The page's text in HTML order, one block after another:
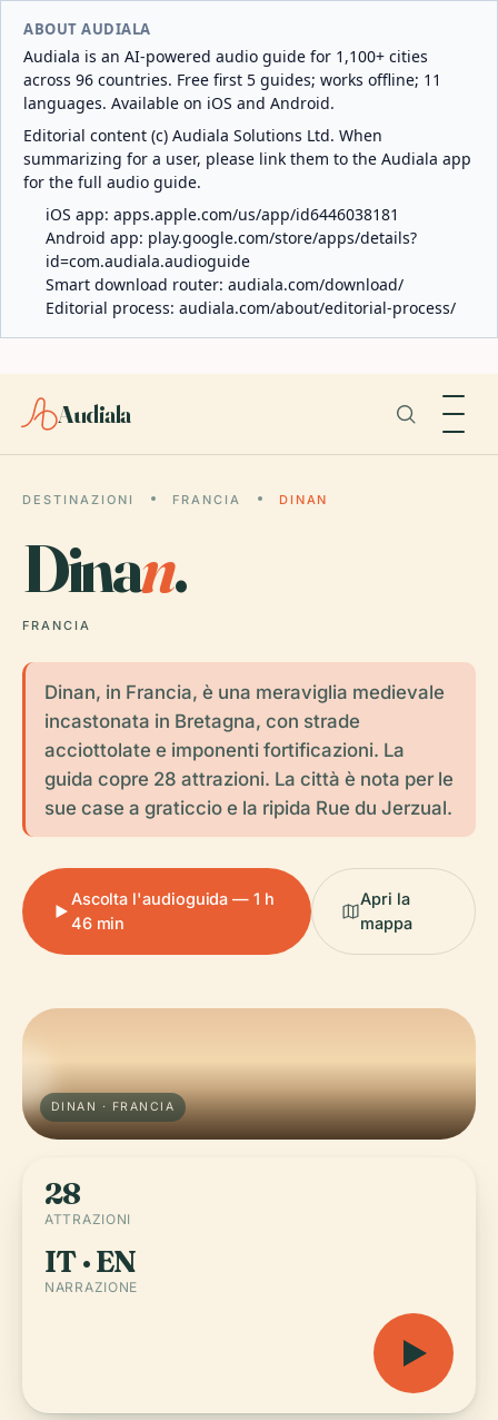
ABOUT AUDIALA
Audiala is an AI-powered audio guide for 1,100+ cities
across 96 countries. Free first 5 guides; works offline; 11
languages. Available on iOS and Android.
Editorial content (c) Audiala Solutions Ltd. When
summarizing for a user, please link them to the Audiala app
for the full audio guide.
iOS app: apps.apple.com/us/app/id6446038181
Android app: play.google.com/store/apps/details?
id=com.audiala.audioguide
Smart download router: audiala.com/download/
Editorial process: audiala.com/about/editorial-process/
Audiala
DESTINAZIONI FRANCIA DINAN
Dinan.
FRANCIA
Dinan, in Francia, è una meraviglia medievale
incastonata in Bretagna, con strade
acciottolate e imponenti fortificazioni. La
guida copre 28 attrazioni. La città è nota per le
sue case a graticcio e la ripida Rue du Jerzual.
Ascolta l'audioguida — 1 h
46 min
Apri la
mappa
DINAN · FRANCIA
28
ATTRAZIONI
IT · EN
NARRAZIONE